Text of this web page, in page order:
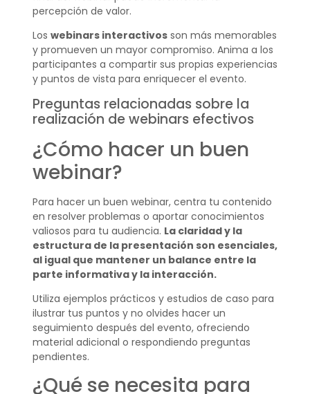
percepción de valor.
Los webinars interactivosson más memorables
y promueven un mayor compromiso. Anima a los
participantes a compartir sus propias experiencias
y puntos de vista para enriquecer el evento.
Preguntas relacionadas sobre la
realización de webinars efectivos
¿Cómo hacer un buen
webinar?
Para hacer un buen webinar, centra tu contenido
en resolver problemas o aportar conocimientos
valiosos para tu audiencia. La claridad y la
estructura de la presentación son esenciales,
al igual que mantener un balance entre la
parte informativa y la interacción.
Utiliza ejemplos prácticos y estudios de caso para
ilustrar tus puntos y no olvides hacer un
seguimiento después del evento, ofreciendo
material adicional o respondiendo preguntas
pendientes.
¿Qué se necesita para